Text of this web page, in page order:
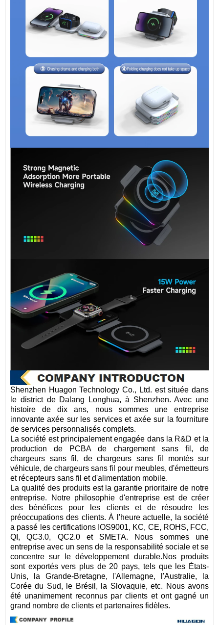
Shenzhen Huagon Technology Co., Ltd. est située dans
le district de Dalang Longhua, à Shenzhen. Avec une
histoire de dix ans, nous sommes une entreprise
innovante axée sur les services et axée sur la fourniture
de services personnalisés complets.
La société est principalement engagée dans la R&D et la
production de PCBA de chargement sans fil, de
chargeurs sans fil, de chargeurs sans fil montés sur
véhicule, de chargeurs sans fil pour meubles, d'émetteurs
et récepteurs sans fil et d'alimentation mobile.
La qualité des produits est la garantie prioritaire de notre
entreprise. Notre philosophie d'entreprise est de créer
des bénéfices pour les clients et de résoudre les
préoccupations des clients. À l'heure actuelle, la société
a passé les certifications IOS9001, KC, CE, ROHS, FCC,
QI, QC3.0, QC2.0 et SMETA. Nous sommes une
entreprise avec un sens de la responsabilité sociale et se
concentre sur le développement durable.Nos produits
sont exportés vers plus de 20 pays, tels que les États-
Unis, la Grande-Bretagne, l'Allemagne, l'Australie, la
Corée du Sud, le Brésil, la Slovaquie, etc. Nous avons
été unanimement reconnus par clients et ont gagné un
grand nombre de clients et partenaires fidèles.